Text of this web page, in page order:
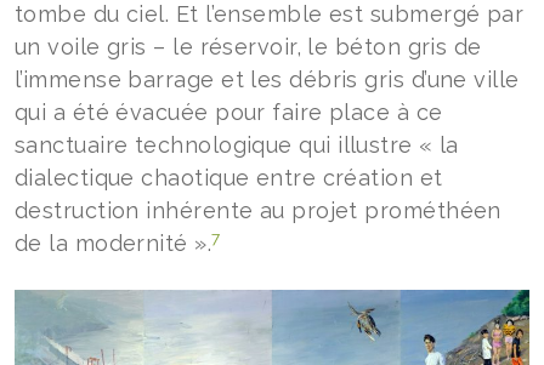
tombe du ciel. Et l’ensemble est submergé par
un voile gris – le réservoir, le béton gris de
l’immense barrage et les débris gris d’une ville
qui a été évacuée pour faire place à ce
sanctuaire technologique qui illustre « la
dialectique chaotique entre création et
destruction inhérente au projet prométhéen
de la modernité ».7